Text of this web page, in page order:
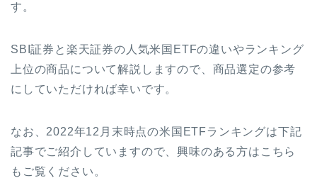
す。
SBI証券と楽天証券の人気米国ETFの違いやランキング
上位の商品について解説しますので、商品選定の参考
にしていただければ幸いです。
なお、2022年12月末時点の米国ETFランキングは下記
記事でご紹介していますので、興味のある方はこちら
もご覧ください。